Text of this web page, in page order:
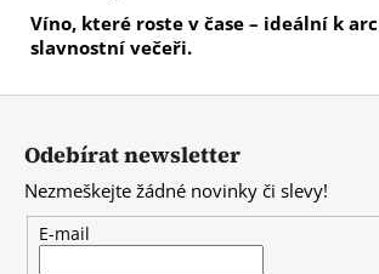
Víno, které roste v čase – ideální k
slavnostní večeři.
Z
Odebírat newsletter
Nezmeškejte žádné novinky či slevy!
E-mail